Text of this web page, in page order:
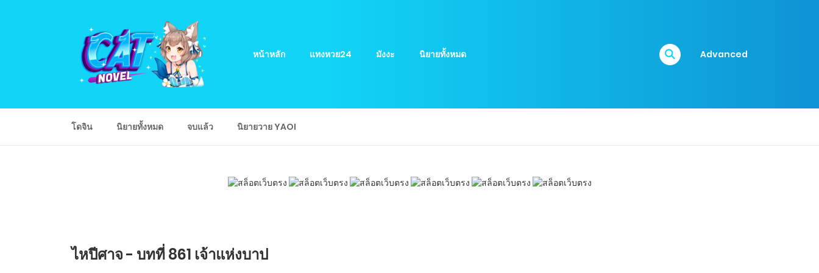
หน้าหลัก แทงหวย24 มังงะ นิยายทั้งหมด Advanced
โดจิน นิยายทั้งหมด จบแล้ว นิยายวาย YAOI
ไหปีศาจ - บทที่ 861 เจ้าแห่งบาป